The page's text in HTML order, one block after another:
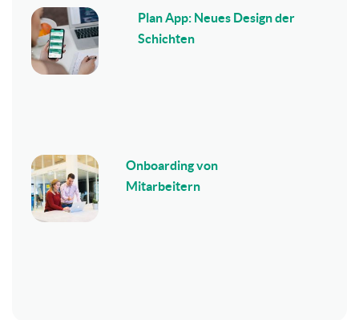
Plan App: Neues Design der
Schichten
Onboarding von
Mitarbeitern